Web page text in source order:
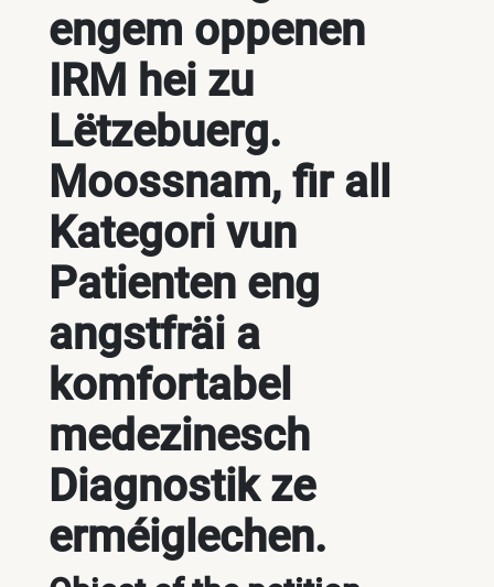
engem oppenen
IRM hei zu
Lëtzebuerg.
Moossnam, fir all
Kategori vun
Patienten eng
angstfräi a
komfortabel
medezinesch
Diagnostik ze
erméiglechen.